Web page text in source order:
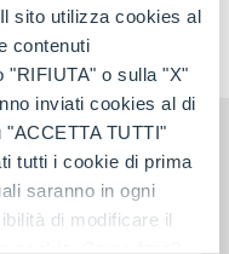
sito utilizza cookies al
contenuti
"RIFIUTA" o sulla "X"
inviati cookies al di
TUTTI"
tutti i cookie di prima
saranno in ogni
di modificare il
cookie. Come fare?